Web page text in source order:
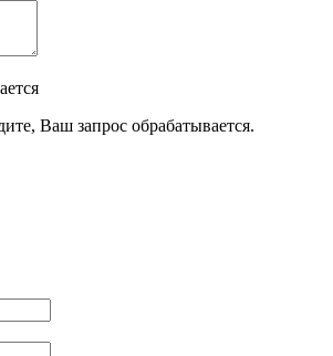
Ваш запрос обрабатывается.